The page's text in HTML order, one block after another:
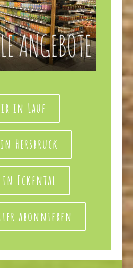
in Lauf
Hersbruck
Eckental
abonnieren